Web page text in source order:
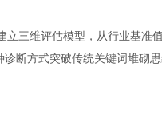
三维评估模型，从行业基准
断方式突破传统关键词堆砌